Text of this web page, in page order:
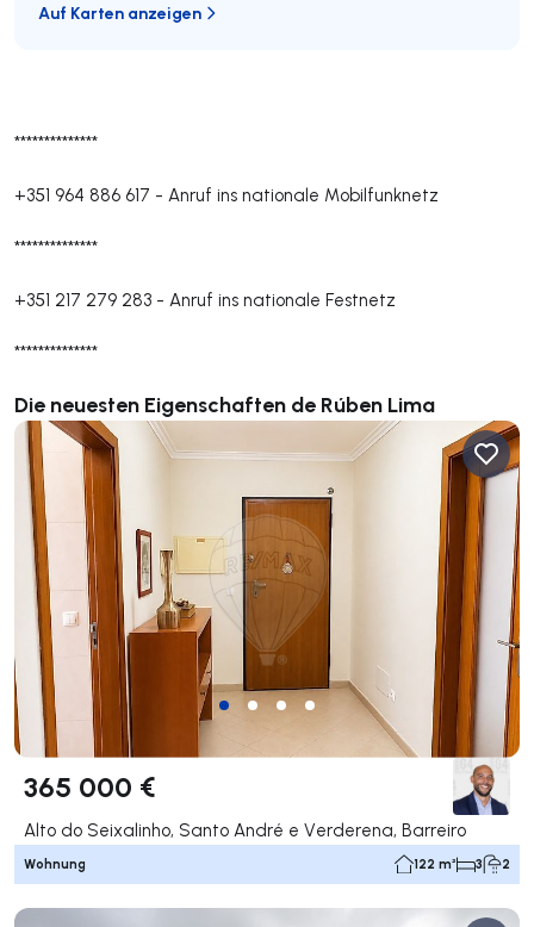
**************
+351 964 886 617 - Anruf ins nationale Mobilfunknetz
**************
+351 217 279 283 - Anruf ins nationale Festnetz
**************
Die neuesten Eigenschaften de Rúben Lima
365 000 €
Alto do Seixalinho, Santo André e Verderena, Barreiro
Wohnung 122 m² 3 2
Auf Karten anzeigen